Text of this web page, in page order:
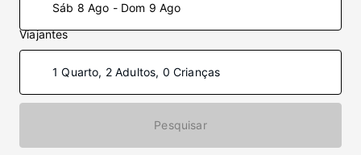
Sáb 8 Ago - Dom 9 Ago
Viajantes
1 Quarto, 2 Adultos, 0 Crianças
Pesquisar